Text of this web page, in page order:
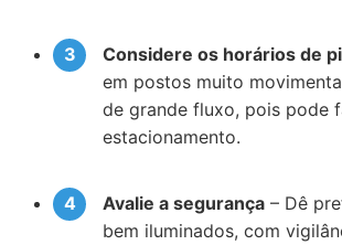
Considere os horários de
em postos muito
de grande fluxo, pois pode
estacionamento.
Avalie a segurança – Dê
bem iluminados, com